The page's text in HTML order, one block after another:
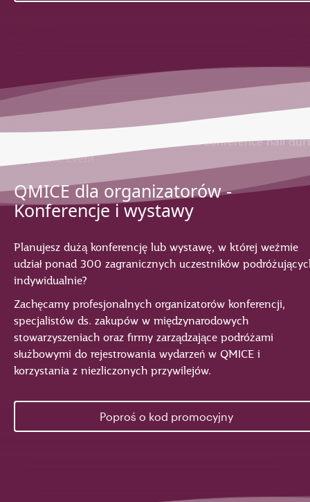
QMICE dla organizatorów -
Konferencje i wystawy
Planujesz dużą konferencję lub wystawę, w której weźmie
udział ponad 300 zagranicznych uczestników
indywidualnie?
Zachęcamy profesjonalnych organizatorów konferencji,
specjalistów ds. zakupów w międzynarodowych
stowarzyszeniach oraz firmy zarządzające podróżami
służbowymi do rejestrowania wydarzeń w QMICE i
korzystania z niezliczonych przywilejów.
Poproś o kod promocyjny